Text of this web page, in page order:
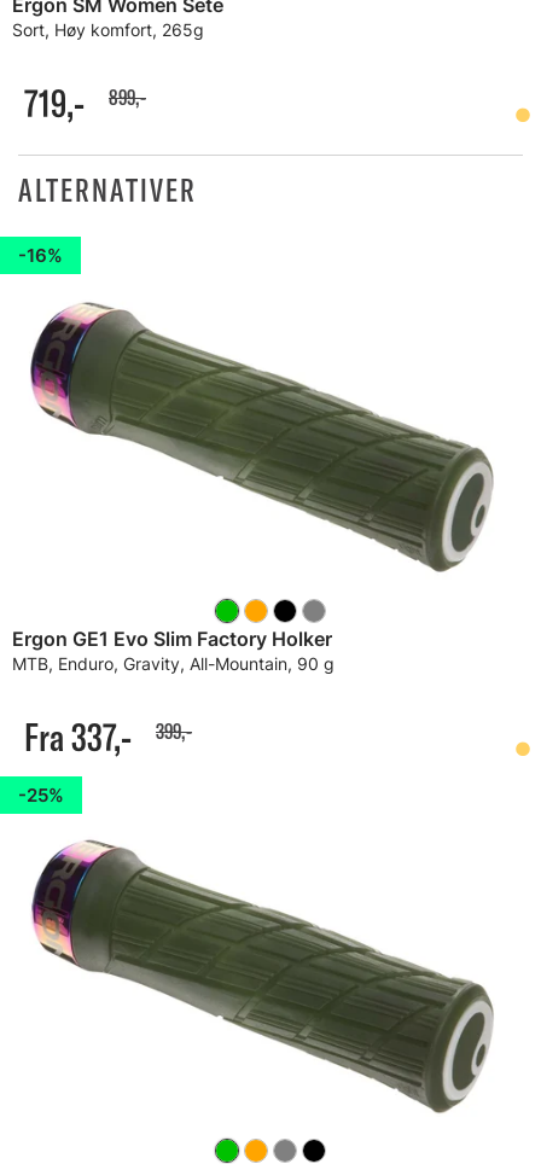
Ergon SM Women Sete
Sort, Høy komfort, 265g
719,- 899,-
ALTERNATIVER
16%
Ergon GE1 Evo Slim Factory Holker
MTB, Enduro, Gravity, All-Mountain, 90 g
Fra 337,- 399,-
25%